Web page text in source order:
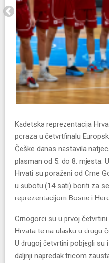
Kadetska reprezentacija
poraza u četvrtfinalu
Češke danas nastavila
plasman od 5. do 8. mjesta.
Hrvati su poraženi od Crne
u subotu (14 sati) boriti za
reprezentacijom Bosne i
Crnogorci su u prvoj četvrtini
Hrvata te na ulasku u drugu
U drugoj četvrtini pobjegli su
daljnji napredak tricom